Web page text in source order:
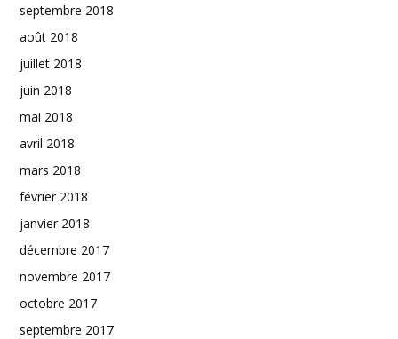
septembre 2018
août 2018
juillet 2018
juin 2018
mai 2018
avril 2018
mars 2018
février 2018
janvier 2018
décembre 2017
novembre 2017
octobre 2017
septembre 2017